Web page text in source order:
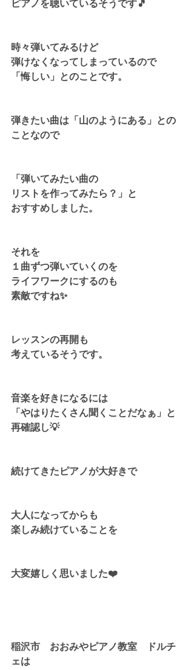
ピアノを聴いているそうです🎵
時々弾いてみるけど
弾けなくなってしまっているので
「悔しい」とのことです。
弾きたい曲は「山のようにある」との
ことなので
「弾いてみたい曲の
リストを作ってみたら？」と
おすすめしました。
それを
１曲ずつ弾いていくのを
ライフワークにするのも
素敵ですね✨
レッスンの再開も
考えているそうです。
音楽を好きになるには
「やはりたくさん聞くことだなぁ」と
再確認し💡
続けてきたピアノが大好きで
大人になってからも
楽しみ続けていることを
大変嬉しく思いました❤️
稲沢市　おおみやピアノ教室　ドルチ
ェは